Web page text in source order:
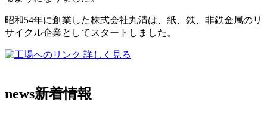
昭和54年に創業した株式会社丸清は、紙、鉄、非鉄金属のリ
サイクル企業としてスタートしました。
詳しく見る
news新着情報